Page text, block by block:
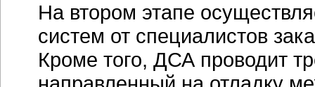
На втором этапе
систем от специалистов
Кроме того, ДСА проводит